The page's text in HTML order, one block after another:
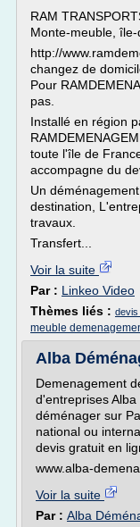
RAM
Monte-meuble,
http://
changez de
Pour
pas.
Installé en région
toute l'île de
accompagne du
Un
destination,
travaux.
Transfert...
Voir la suite
Par : Linkeo Video
Thèmes liés : devis
meuble
Alba
Demenagement
d'entreprises
déménager sur
national ou
devis gratuit en
www.alba-
Voir la suite
Par : Alba